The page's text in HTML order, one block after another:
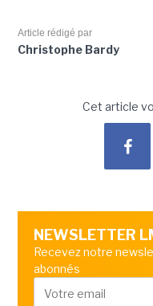
Article rédigé par
Christophe Bardy
Cet article
NEWSLETTER
Recevez notre
abonnés